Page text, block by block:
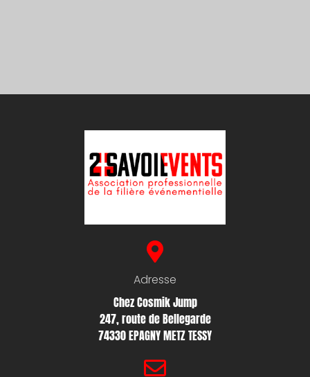
Adresse
Chez Cosmik Jump
247, route de Bellegarde
74330 EPAGNY METZ TESSY